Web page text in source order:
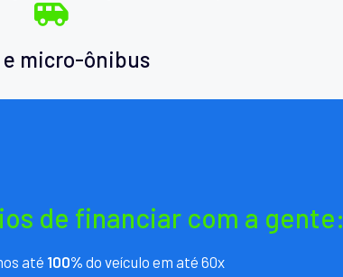
e micro-ônibus
de financiar com a gente:
até 100% do veículo em até 60x